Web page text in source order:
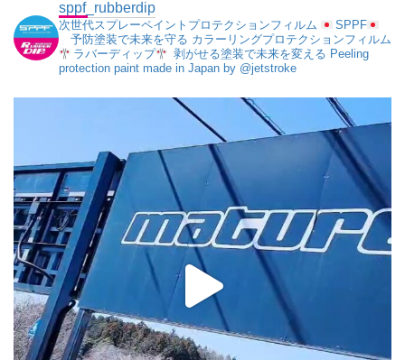
sppf_rubberdip
次世代スプレーペイントプロテクションフィルム
SPPF
予防塗装で未来を守る カラーリングプロテクションフィルム
ラバーディップ
剥がせる塗装で未来を変える Peeling
protection paint made in Japan by @jetstroke